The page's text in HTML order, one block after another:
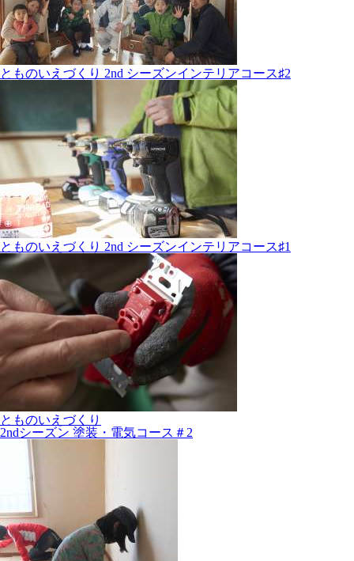
とものいえづくり 2nd シーズンインテリアコース♯2
とものいえづくり 2nd シーズンインテリアコース♯1
とものいえづくり
2ndシーズン 塗装・電気コース＃2